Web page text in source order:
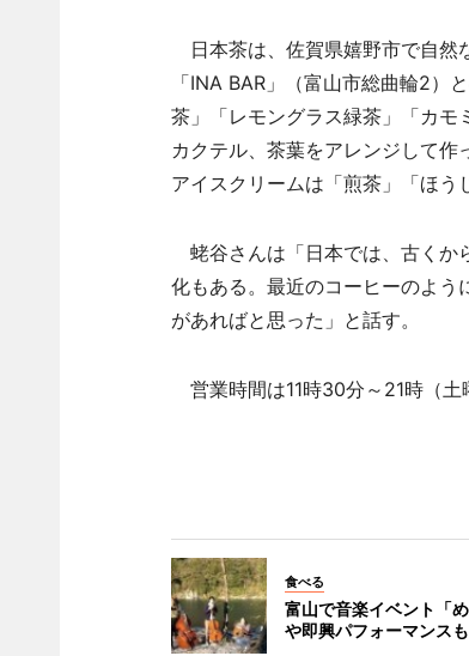
日本茶は、佐賀県嬉野市で自然
「INA BAR」（富山市総曲輪2）
茶」「レモングラス緑茶」「カ
カクテル、茶葉をアレンジして
アイスクリームは「煎茶」「ほう
蛯谷さんは「日本では、古くか
化もある。最近のコーヒーのよう
があればと思った」と話す。
営業時間は11時30分～21時（土
食べる
富山で音楽イベント「
や即興パフォーマンス